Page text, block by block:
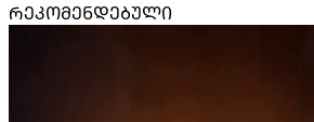
ᲠᲔᲙᲝᲛᲔᲜᲓᲔᲑᲣᲚᲘ